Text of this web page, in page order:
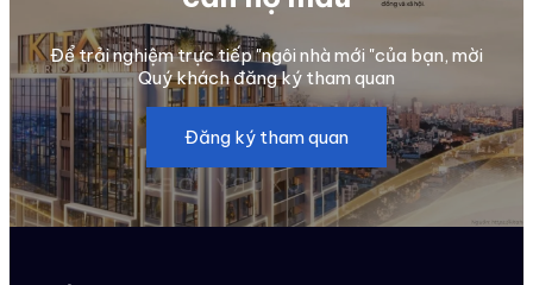
Để trải nghiệm trực tiếp "ngôi nhà mới "của bạn, mời
Quý khách đăng ký tham quan
Đăng ký tham quan